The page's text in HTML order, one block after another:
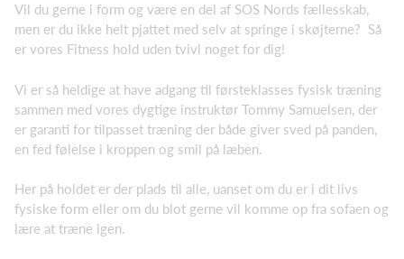
Vil du gerne i form og være en del af SOS Nords fællesskab,
men er du ikke helt pjattet med selv at springe i skøjterne? Så
er vores Fitness hold uden tvivl noget for dig!
Vi er så heldige at have adgang til førsteklasses fysisk træning
sammen med vores dygtige instruktør Tommy Samuelsen, der
er garanti for tilpasset træning der både giver sved på panden,
en fed følelse i kroppen og smil på læben.
Her på holdet er der plads til alle, uanset om du er i dit livs
fysiske form eller om du blot gerne vil komme op fra sofaen og
lære at træne igen.